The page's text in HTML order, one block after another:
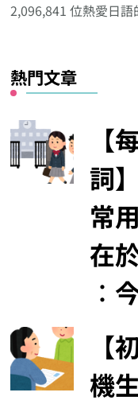
類
2,096,841 位熱愛日
熱門文章
【
詞
常
在
︰
【
機